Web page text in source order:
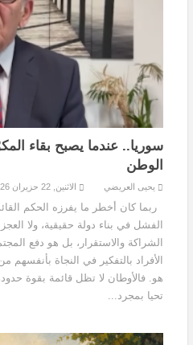
سوريا.. عندما يصبح بقاء
الوطن
يحيى العريضي الاثنين, 22 حزيران 2026
ربما كان أخطر ما يفرزه الحكم
الفشل في بناء دولة حقيقية، ولا
الشراكة والاستقرار، بل هو دفع
الأفراد بالتفكير في النجاة بأنفسهم
هو. فالأوطان لا تظل قائمة بقوة
تحيا بمجرد...